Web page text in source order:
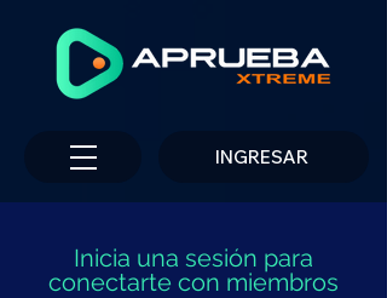
INGRESAR
Inicia una sesión para
conectarte con miembros